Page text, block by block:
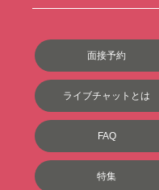
面接予約
ライブチャットとは
FAQ
特集